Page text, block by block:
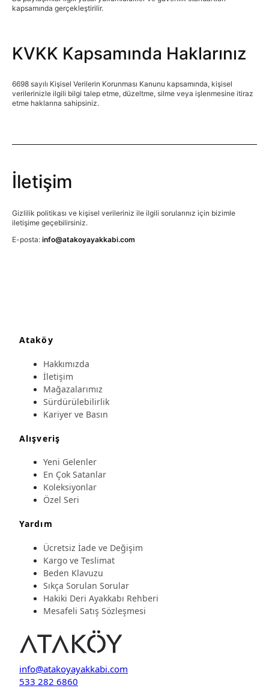
kapsamında gerçekleştirilir.
KVKK Kapsamında Haklarınız
6698 sayılı Kişisel Verilerin Korunması Kanunu kapsamında, kişisel
verilerinizle ilgili bilgi talep etme, düzeltme, silme veya işlenmesine itiraz
etme haklarına sahipsiniz.
İletişim
Gizlilik politikası ve kişisel verileriniz ile ilgili sorularınız için bizimle
iletişime geçebilirsiniz.
E-posta: info@atakoyayakkabi.com
Ataköy
Hakkımızda
İletişim
Mağazalarımız
Sürdürülebilirlik
Kariyer ve Basın
Alışveriş
Yeni Gelenler
En Çok Satanlar
Koleksiyonlar
Özel Seri
Yardım
Ücretsiz İade ve Değişim
Kargo ve Teslimat
Beden Klavuzu
Sıkça Sorulan Sorular
Hakiki Deri Ayakkabı Rehberi
Mesafeli Satış Sözleşmesi
info@atakoyayakkabi.com
533 282 6860